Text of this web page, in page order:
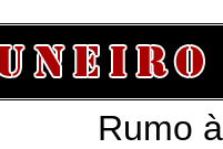
Rumo